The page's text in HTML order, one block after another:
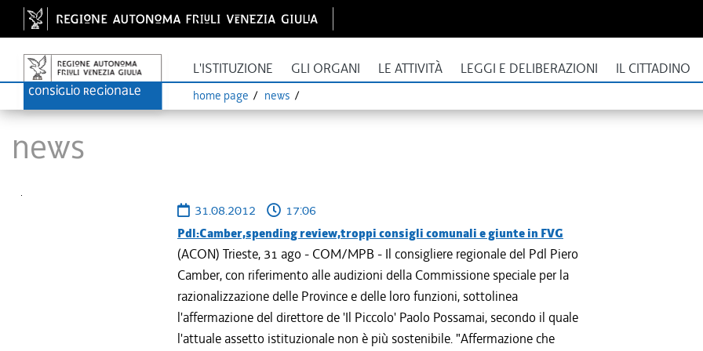
L'ISTITUZIONE GLI ORGANI LE ATTIVITÀ LEGGI E DELIBERAZIONI IL CITTADINO
home page news
News
31.08.2012 17:06
Pdl:Camber,spending review,troppi consigli comunali e giunte in FVG
(ACON) Trieste, 31 ago - COM/MPB - Il consigliere regionale del Pdl Piero
Camber, con riferimento alle audizioni della Commissione speciale per la
razionalizzazione delle Province e delle loro funzioni, sottolinea
l'affermazione del direttore de 'Il Piccolo' Paolo Possamai, secondo il quale
l'attuale assetto istituzionale non è più sostenibile. "Affermazione che